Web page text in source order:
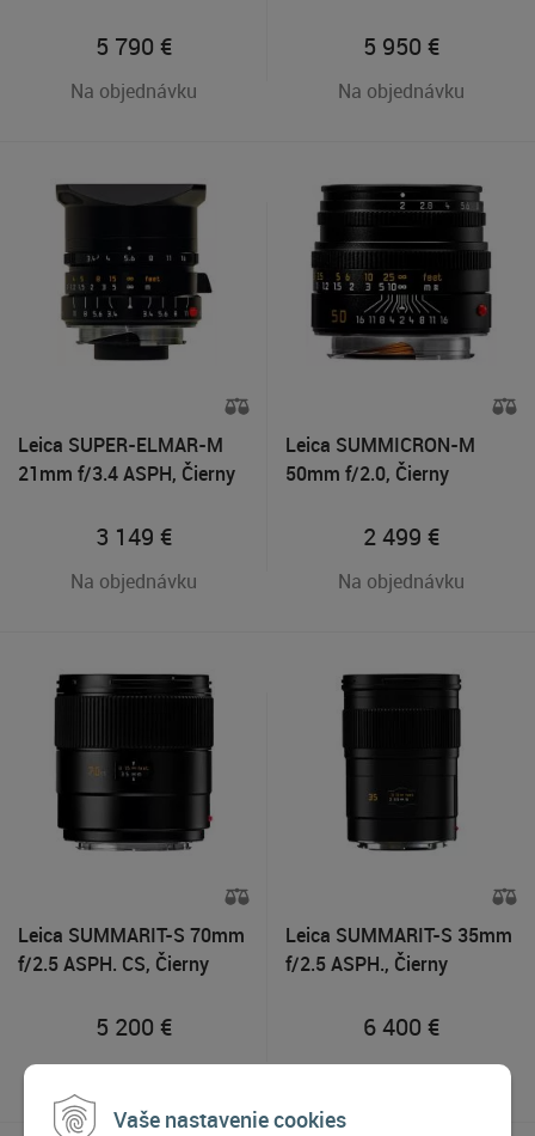
Vaše nastavenie cookies
5 790 €
Na objednávku
5 950 €
Na objednávku
Leica SUPER-ELMAR-M
21mm f/3.4 ASPH, Čierny
3 149 €
Na objednávku
Leica SUMMICRON-M
50mm f/2.0, Čierny
2 499 €
Na objednávku
Leica SUMMARIT-S 70mm
f/2.5 ASPH. CS, Čierny
5 200 €
Na objednávku
Leica SUMMARIT-S 35mm
f/2.5 ASPH., Čierny
6 400 €
Na objednávku